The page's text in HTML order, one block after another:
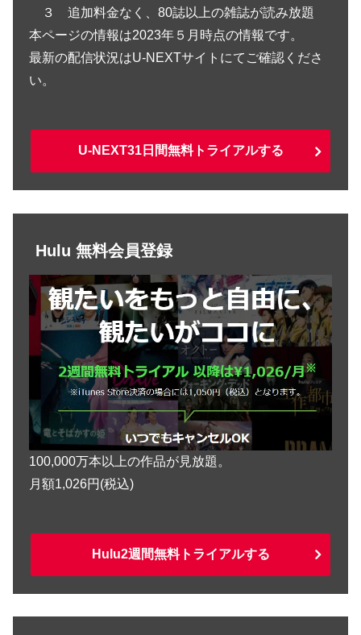
３ 追加料金なく、80誌以上の雑誌が読み放題
本ページの情報は2023年５月時点の情報です。
最新の配信状況はU-NEXTサイトにてご確認くださ
い。
U-NEXT31日間無料トライアルする
Hulu 無料会員登録
100,000万本以上の作品が見放題。
月額1,026円(税込)
Hulu2週間無料トライアルする